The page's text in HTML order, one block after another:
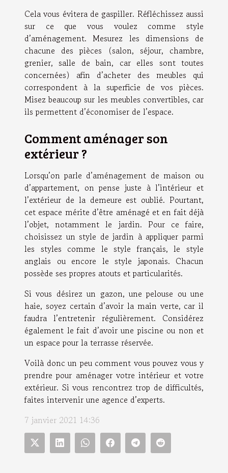
Cela vous évitera de gaspiller. Réfléchissez aussi
sur ce que vous voulez comme style
d’aménagement. Mesurez les dimensions de
chacune des pièces (salon, séjour, chambre,
grenier, salle de bain, car elles sont toutes
concernées) afin d’acheter des meubles qui
correspondent à la superficie de vos pièces.
Misez beaucoup sur les meubles convertibles, car
ils permettent d’économiser de l’espace.
Comment aménager son
extérieur ?
Lorsqu’on parle d’aménagement de maison ou
d’appartement, on pense juste à l’intérieur et
l’extérieur de la demeure est oublié. Pourtant,
cet espace mérite d’être aménagé et en fait déjà
l’objet, notamment le jardin. Pour ce faire,
choisissez un style de jardin à appliquer parmi
les styles comme le style français, le style
anglais ou encore le style japonais. Chacun
possède ses propres atouts et particularités.
Si vous désirez un gazon, une pelouse ou une
haie, soyez certain d’avoir la main verte, car il
faudra l’entretenir régulièrement. Considérez
également le fait d’avoir une piscine ou non et
un espace pour la terrasse réservée.
Voilà donc un peu comment vous pouvez vous y
prendre pour aménager votre intérieur et votre
extérieur. Si vous rencontrez trop de difficultés,
faites intervenir une agence d’experts.
7 janvier 2021 14:36